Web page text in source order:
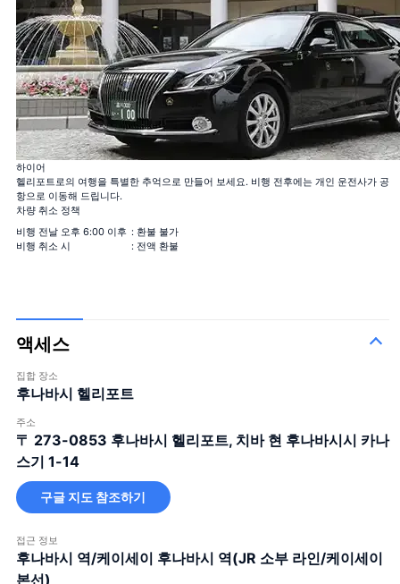
100 송이의 장미 꽃다발
100%의 사랑
12 송이의 장미 꽃다발
결혼해주세요
40 송이의 장미 꽃다발
진실한 사랑
108 송이의 장미 꽃다발
결혼해주세요
99+1 송이의 장미 꽃다발
기내 1송이 + 착륙 후 99송이, 서프라이즈 연출에 사용하세요!
100 송이의 장미 꽃다발
12 송이의 장미 꽃다발
40 송이의 장미 꽃다발
108 송이의 장미 꽃다발 결혼해주세요
99+1 송이의 장미
기내 1송이 + 착륙 후 99송이, 서
하이어
헬리포트로의 여행을 특별한 추억으로 만들어 보세요. 비행 전후에는 개인 운전사가 공
항으로 이동해 드립니다.
차량 취소 정책
비행 전날 오후 6:00 이후 : 환불 불가
비행 취소 시
: 전액 환불
액세스
집합 장소
후나바시 헬리포트
주소
〒 273-0853 후나바시 헬리포트, 치바 현 후나바시시 카나
스기 1-14
구글 지도 참조하기
접근 정보
후나바시 역/케이세이 후나바시 역(JR 소부 라인/케이세이
본선)